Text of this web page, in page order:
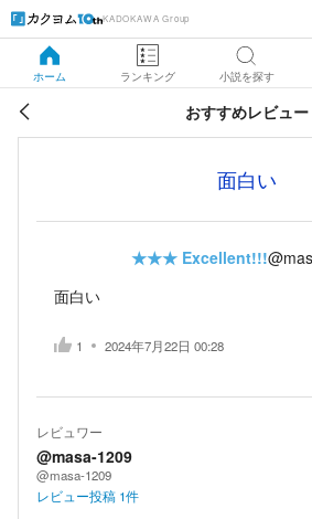
KADOKAWA Group
ホーム ランキング 小説を探す
おすすめレビュー
面白い
★★★ Excellent!!!
面白い
1 2024年7月22日 00:28
レビュワー
@masa-1209
@masa-1209
レビュー投稿 1件